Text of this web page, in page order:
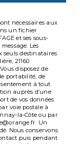
nécessaires aux
un fichier
et ses sous-
Les
seuls destinataires
21160
disposez de
portabilité, de
à tout
auprès d’une
de vos données
voie postale à
la-Côte ou par
Un
Nous conservons
puis pendant